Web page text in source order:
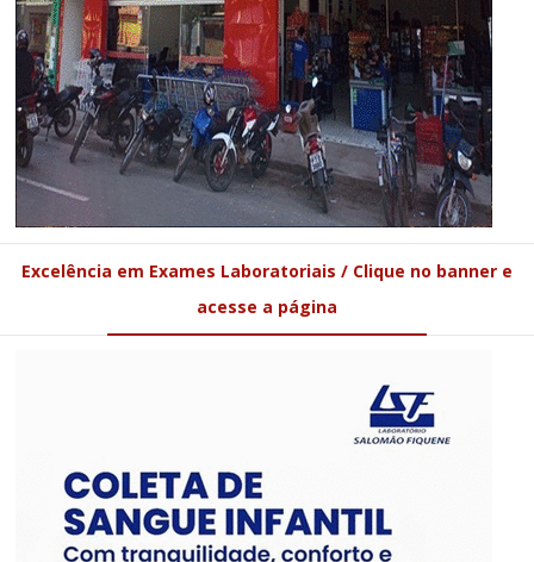
Excelência em Exames Laboratoriais / Clique no banner e
acesse a página